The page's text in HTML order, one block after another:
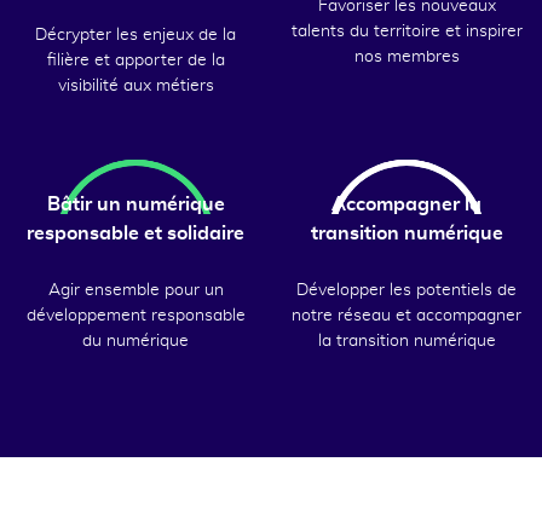
Décrypter les enjeux de la
filière et apporter de la
visibilité aux métiers
Favoriser les nouveaux
talents du territoire et inspirer
nos membres
Bâtir un numérique
responsable et solidaire
Agir ensemble pour un
développement responsable
du numérique
Accompagner la
transition numérique
Développer les potentiels de
notre réseau et accompagner
la transition numérique